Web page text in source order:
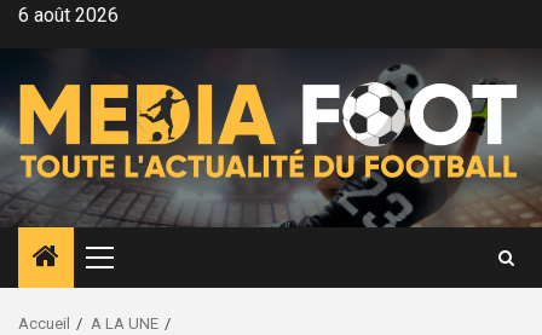
Aller6 août 2026
Menu
principal
Accueil
A LA UNE